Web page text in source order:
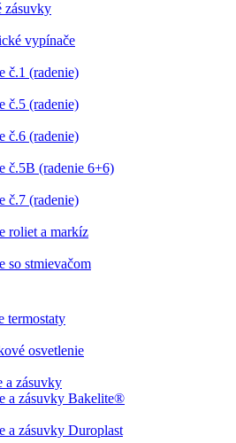
zásuvky
vypínače
č.1 (radenie)
č.5 (radenie)
č.6 (radenie)
č.5B (radenie 6+6)
č.7 (radenie)
roliet a markíz
so stmievačom
termostaty
osvetlenie
a zásuvky
a zásuvky Bakelite®
a zásuvky Duroplast